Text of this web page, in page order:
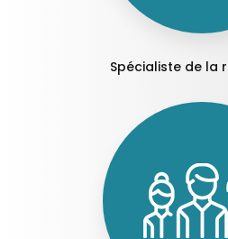
Spécialiste de la